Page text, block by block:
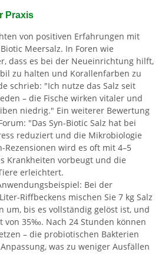
Praxis
von positiven Erfahrungen mit
Meersalz. In Foren wie
dass es bei der Neueinrichtung hilft,
zu halten und Korallenfarben zu
schrieb: "Ich nutze das Salz seit
– die Fische wirken vitaler und
niedrig." Ein weiterer Bewertung
"Das Syn-Biotic Salz hat bei
reduziert und die Mikrobiologie
wird es oft mit 4–5
Krankheiten vorbeugt und die
erleichtert.
Bei der
Riffbeckens mischen Sie 7 kg Salz
um, bis es vollständig gelöst ist, und
von 35‰. Nach 24 Stunden können
– die probiotischen Bakterien
was zu weniger Ausfällen